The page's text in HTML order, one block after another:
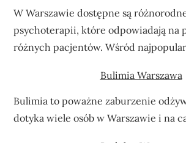
W Warszawie dostępne są
psychoterapii, które odpowiadają na
różnych pacjentów. Wśród
Bulimia Warszawa
Bulimia to poważne zaburzenie
dotyka wiele osób w Warszawie i na